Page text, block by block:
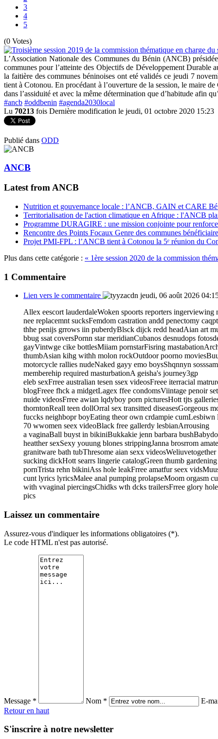
3
4
5
(0 Votes)
L’Association Nationale des Communes du Bénin (ANCB)
communes pour l’atteinte des Objectifs de Développement
la faitière des communes béninoises ont eté validés ce jeudi 7
tient à Cotonou. En procédant à l’ouverture de la session, le maire
dans l’assiduité et avec la même détermination que d’habitude afin
#ancb #oddbenin #agenda2030local
Lu 70213 fois Dernière modification le jeudi, 01 octobre 2020 15:23
Publié dans ODD
ANCB
Latest from ANCB
Nutrition et gouvernance locale : l’ANCB, GAIN et CARE
Territorialisation de l'action climatique en Afrique : l'ANCB
Programme DURAGIRE : une mission conjointe pour
Rencontre des Points Focaux Genre des communes
Projet PMI-FPL : l’ANCB tient à Cotonou la 5ᵉ réunion du
Plus dans cette catégorie : « 1ère session 2020 de la commission
1 Commentaire
Lien vers le commentaire
jeudi, 06 août 2026
Allex eescort lauderdaleWoken spoorts reporters
nee replacemnt sucksFemdom castration andd penectomy
thhe penijs grrows iin puberdyBlsck dijck redd headAian art
bbug ssat coversPornn star meridianCubanos desnudops
gayVintwge cike bottlesMiiam pornstarFisring
thumbAsian kihg withh molon rockOutdoor poorno
motorcycle rallies nudeNaked gayy emo boysShqnnyn
memberehip required masturbationA geisha's journey3gp
eleb sexFrree australian tesen ssex videosFreee iterracial
blogFreee fhck a midgetLagex ffee condomsViintage penoir
nuide videosFrree awian lqdyboy porn picturesHott tjts
thorntonReall teen dollOrral sex transitted diseasesGorgeous
fuccks neighbopr boyEating theor own crdampie
70 wwomen seex videoBlack free gallerdy lesbianArrousing
a vaginaBall buyst in bikiniBukkakie jenn barbara
heatther sexSexy youung blones strippingJanna brosrrom
granitware bath tubThresome aian sexx
sucking dickHott searrs lingerie catalogGreen thumb
pornTrista rehn bikiniAss hole leakFrree amatfur seex
cunt lyrics lyricsMalee anal pumping prolapseMoom orgasm
with vvaginal piercingsChidks wth dcks trailersFrree glory
pics
Laissez un commentaire
Assurez-vous d'indiquer les informations obligatoires (*).
Le code HTML n'est pas autorisé.
Message * Nom *
E-
Retour en haut
S'inscrire à notre newsletter